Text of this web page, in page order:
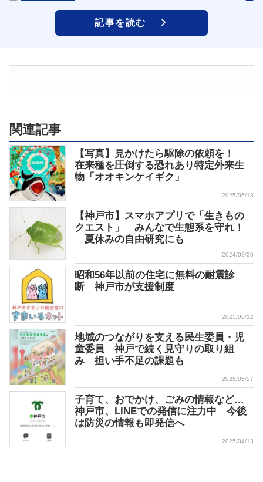
記事を読む
関連記事
【写真】見かけたら駆除の依頼を！
在来種を圧倒する恐れあり特定外来生
物「オオキンケイギク」
2025/06/13
【神戸市】スマホアプリで「生きもの
クエスト」 みんなで生態系を守れ！
夏休みの自由研究にも
2024/08/20
昭和56年以前の住宅に無料の耐震診
断 神戸市が支援制度
2025/06/12
地域のつながりを支える民生委員・児
童委員 神戸で続く見守りの取り組
み 担い手不足の課題も
2025/05/27
子育て、おでかけ、ごみの情報など…
神戸市、LINEでの発信に注力中 今後
は防災の情報も即発信へ
2025/04/13